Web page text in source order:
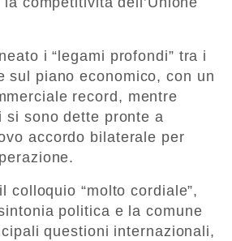
i “legami profondi” tra i
sul piano economico, con un
record, mentre
si sono dette pronte a
accordo bilaterale per
colloquio “molto cordiale”,
politica e la comune
questioni internazionali,